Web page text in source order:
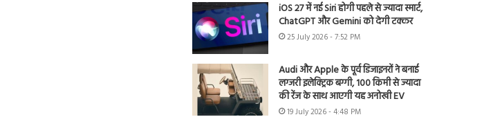
iOS 27 में नई Siri होगी पहले से ज्यादा स्मार्ट,
ChatGPT और Gemini को देगी टक्कर
25 July 2026 - 7:52 PM
Audi और Apple के पूर्व डिजाइनरों ने बनाई
लग्जरी इलेक्ट्रिक बग्गी, 100 किमी से ज्यादा
की रेंज के साथ आएगी यह अनोखी EV
19 July 2026 - 4:48 PM